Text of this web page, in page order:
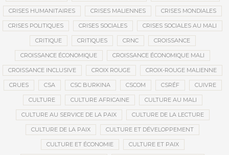
CRISES HUMANITAIRES CRISES MALIENNES CRISES MONDIALES
CRISES POLITIQUES CRISES SOCIALES CRISES SOCIALES AU MALI
CRITIQUE CRITIQUES CRNC CROISSANCE
CROISSANCE ÉCONOMIQUE CROISSANCE ÉCONOMIQUE MALI
CROISSANCE INCLUSIVE CROIX ROUGE CROIX-ROUGE MALIENNE
CRUES CSA CSC BURKINA CSCOM CSRÉF CUIVRE
CULTURE CULTURE AFRICAINE CULTURE AU MALI
CULTURE AU SERVICE DE LA PAIX CULTURE DE LA LECTURE
CULTURE DE LA PAIX CULTURE ET DÉVELOPPEMENT
CULTURE ET ÉCONOMIE CULTURE ET PAIX